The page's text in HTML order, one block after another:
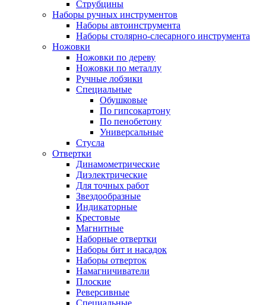
Струбцины
Наборы ручных инструментов
Наборы автоинструмента
Наборы столярно-слесарного инструмента
Ножовки
Ножовки по дереву
Ножовки по металлу
Ручные лобзики
Специальные
Обушковые
По гипсокартону
По пенобетону
Универсальные
Стусла
Отвертки
Динамометрические
Диэлектрические
Для точных работ
Звездообразные
Индикаторные
Крестовые
Магнитные
Наборные отвертки
Наборы бит и насадок
Наборы отверток
Намагничиватели
Плоские
Реверсивные
Специальные